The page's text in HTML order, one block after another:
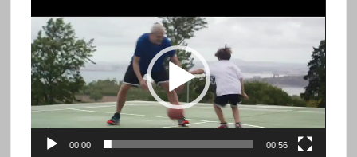
de
vídeo
00:00 00:56